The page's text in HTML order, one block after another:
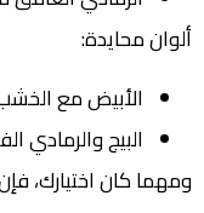
ألوان محايدة:
الأبيض مع
البيج والرمادي
ومهما كان اختيارك،